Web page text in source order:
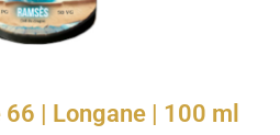
| Longane | 100 ml